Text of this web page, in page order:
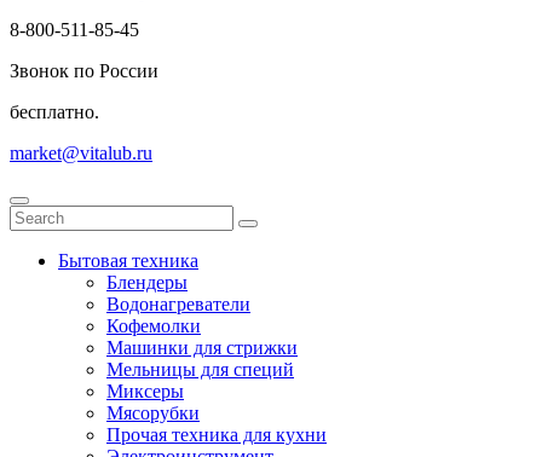
8-800-511-85-45
Звонок по России
бесплатно.
market@vitalub.ru
Бытовая техника
Блендеры
Водонагреватели
Кофемолки
Машинки для стрижки
Мельницы для специй
Миксеры
Мясорубки
Прочая техника для кухни